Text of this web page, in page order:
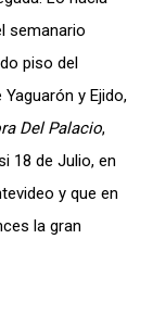
semanario
piso del
y Ejido,
Del Palacio,
18 de Julio, en
y que en
la gran